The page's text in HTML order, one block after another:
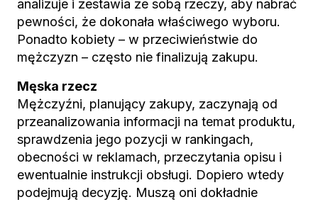
analizuje i zestawia ze sobą rzeczy, aby nabrać
pewności, że dokonała właściwego wyboru.
Ponadto kobiety – w przeciwieństwie do
mężczyzn – często nie finalizują zakupu.
Męska rzecz
Mężczyźni, planujący zakupy, zaczynają od
przeanalizowania informacji na temat produktu,
sprawdzenia jego pozycji w rankingach,
obecności w reklamach, przeczytania opisu i
ewentualnie instrukcji obsługi. Dopiero wtedy
podejmują decyzję. Muszą oni dokładnie